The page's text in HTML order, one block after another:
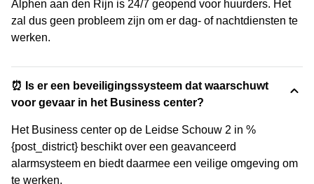
Alphen aan den Rijn is 24/7 geopend voor huurders. Het
zal dus geen probleem zijn om er dag- of nachtdiensten te
werken.
⏰ Is er een beveiligingssysteem dat waarschuwt
voor gevaar in het Business center?
Het Business center op de Leidse Schouw 2 in %
{post_district} beschikt over een geavanceerd
alarmsysteem en biedt daarmee een veilige omgeving om
te werken.